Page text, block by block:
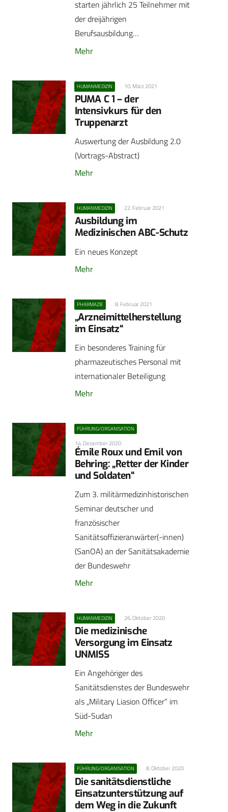
starten jährlich 25 Teilnehmer mit
der dreijährigen
Berufsausbildung…
Mehr
HUMANMEDIZIN 10. März 2021
PUMA C 1 – der
Intensivkurs für den
Truppenarzt
Auswertung der Ausbildung 2.0
(Vortrags-Abstract)
Mehr
HUMANMEDIZIN 22. Februar 2021
Ausbildung im
Medizinischen ABC-Schutz
Ein neues Konzept
Mehr
PHARMAZIE 8. Februar 2021
„Arzneimittelherstellung
im Einsatz“
Ein besonderes Training für
pharmazeutisches Personal mit
internationaler Beteiligung
Mehr
FÜHRUNG/ORGANISATION
14. Dezember 2020
Émile Roux und Emil von
Behring: „Retter der Kinder
und Soldaten“
Zum 3. militärmedizinhistorischen
Seminar deutscher und
französischer
Sanitätsoffizieranwärter(-innen)
(SanOA) an der Sanitätsakademie
der Bundeswehr
Mehr
HUMANMEDIZIN 26. Oktober 2020
Die medizinische
Versorgung im Einsatz
UNMISS
Ein Angehöriger des
Sanitätsdienstes der Bundeswehr
als „Military Liasion Officer“ im
Süd-Sudan
Mehr
FÜHRUNG/ORGANISATION 8. Oktober 2020
Die sanitätsdienstliche
Einsatzunterstützung auf
dem Weg in die Zukunft